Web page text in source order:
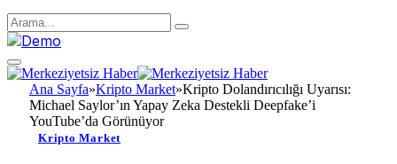
Ana Sayfa»Kripto Market»Kripto Dolandırıcılığı Uyarısı:
Michael Saylor’ın Yapay Zeka Destekli Deepfake’i
YouTube’da Görünüyor
Kripto Market